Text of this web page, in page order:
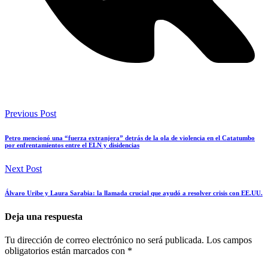
Previous Post
Petro mencionó una “fuerza extranjera” detrás de la ola de violencia en el Catatumbo
por enfrentamientos entre el ELN y disidencias
Next Post
Álvaro Uribe y Laura Sarabia: la llamada crucial que ayudó a resolver crisis con EE.UU.
Deja una respuesta
Tu dirección de correo electrónico no será publicada. Los campos
obligatorios están marcados con *